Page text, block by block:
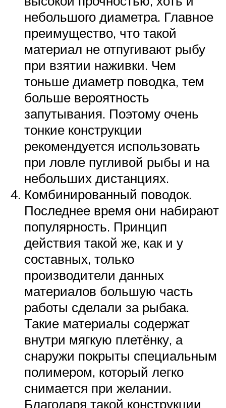
небольшого диаметра. Главное
преимущество, что такой
материал не отпугивают рыбу
при взятии наживки. Чем
тоньше диаметр поводка, тем
больше вероятность
запутывания. Поэтому очень
тонкие конструкции
рекомендуется использовать
при ловле пугливой рыбы и на
небольших дистанциях.
Комбинированный поводок.
Последнее время они набирают
популярность. Принцип
действия такой же, как и у
составных, только
производители данных
материалов большую часть
работы сделали за рыбака.
Такие материалы содержат
внутри мягкую плетёнку, а
снаружи покрыты специальным
полимером, который легко
снимается при желании.
Благодаря такой конструкции